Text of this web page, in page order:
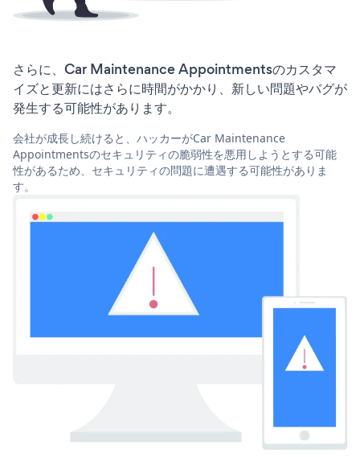
さらに、Car Maintenance Appointmentsのカスタマ
イズと更新にはさらに時間がかかり、新しい問題やバグが
発生する可能性があります。
会社が成長し続けると、ハッカーがCar Maintenance
Appointmentsのセキュリティの脆弱性を悪用しようとする可能
性があるため、セキュリティの問題に遭遇する可能性がありま
す。